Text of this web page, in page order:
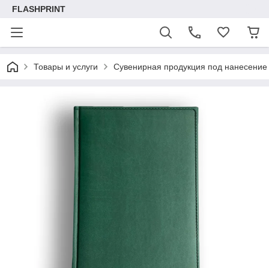
FLASHPRINT
Товары и услуги Сувенирная продукция под нанесение